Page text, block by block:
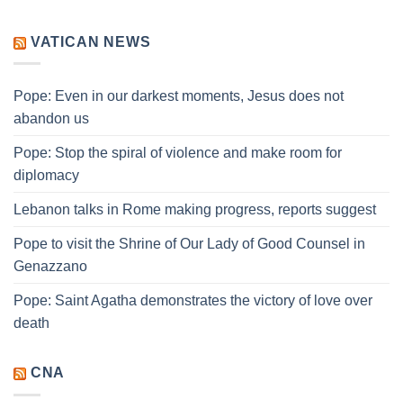
VATICAN NEWS
Pope: Even in our darkest moments, Jesus does not
abandon us
Pope: Stop the spiral of violence and make room for
diplomacy
Lebanon talks in Rome making progress, reports suggest
Pope to visit the Shrine of Our Lady of Good Counsel in
Genazzano
Pope: Saint Agatha demonstrates the victory of love over
death
CNA